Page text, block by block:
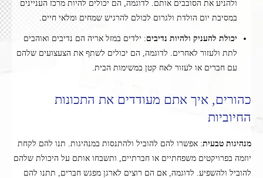
ולהניע את הסובבים אותם. לדוגמה, הם יכולים להיות מרכז העניינים
במסיבת יום הולדת ולגרום לכולם להרגיש שמחים ומלאי חיים.
יכולת להעניק ולהיות נדיבים: ילדים במזל אריה הם נדיבים ואוהבים
לתת ולעזור לאחרים. לדוגמה, הם יכולים לשתף את הצעצועים שלהם
עם חברים או לעזור לאח קטן במשימות הבית.
כהורים, איך אתם מעודדים את התכונות
החיוביות
מנהיגות טבעית: אפשרו להם להוביל ולהתנסות במנהיגות. תנו להם לקחת
יוזמה בפרויקטים משפחתיים או חברתיים, ותשבחו אותם על היכולת שלהם
להוביל ולהשפיע. לדוגמה, אם הם רוצים לארגן מפגש חברים, תתנו להם